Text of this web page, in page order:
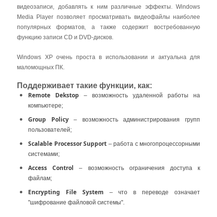
1
Добавьте Microsoft Windows XP Professional
BOX в «Корзину», отредактируйте
необходимое количество
оформлении заказа
3 Выберите способ доставки
Выберите способ оплаты "Оплатить
онлайн", "Наличные" или "Оплатить по
счету"
Коробочная версия будет доставлена
курьером на указанный Вами адрес, после
подтверждения заказа
видеозаписи, добавлять к ним различные эффекты. Windows
Media Player позволяет просматривать видеофайлы наиболее
популярных форматов, а также содержит востребованную
функцию записи CD и DVD-дисков.
Windows XP очень проста в использовании и актуальна для
маломощных ПК.
Поддерживает такие функции, как:
Remote Dekstop – возможность удаленной работы на
компьютере;
Group Policy– возможность администрирования групп
пользователей;
Scalable Processor Support – работа с многопроцессорными
системами;
Access Control – возможность ограничения доступа к
файлам;
Encrypting File System – что в переводе означает
"шифрование файловой системы".